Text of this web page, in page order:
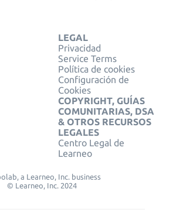
LEGAL
Privacidad
Service Terms
Política de cookies
Configuración de
Cookies
COPYRIGHT, GUÍAS
COMUNITARIAS, DSA
& OTROS RECURSOS
LEGALES
Centro Legal de
Learneo
a Learneo, Inc. business
© Learneo, Inc. 2024